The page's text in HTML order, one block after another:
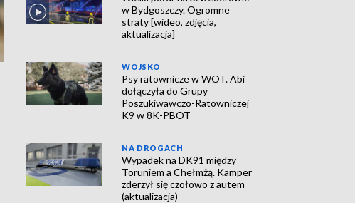
w Bydgoszczy. Ogromne
straty [wideo, zdjęcia,
aktualizacja]
WOJSKO
Psy ratownicze w WOT. Abi
dołączyła do Grupy
Poszukiwawczo-Ratowniczej
K9 w 8K-PBOT
NA DROGACH
Wypadek na DK91 między
Toruniem a Chełmżą. Kamper
zderzył się czołowo z autem
(aktualizacja)